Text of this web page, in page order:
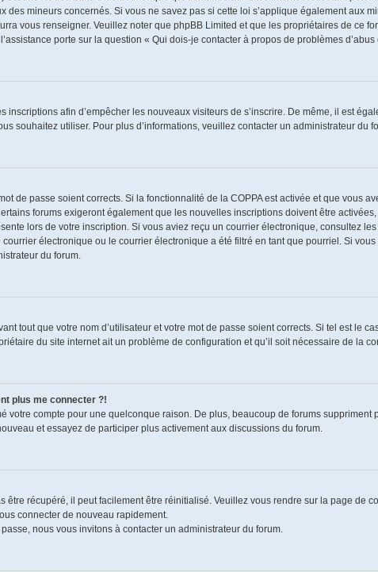
des mineurs concernés. Si vous ne savez pas si cette loi s’applique également aux
vous renseigner. Veuillez noter que phpBB Limited et que les propriétaires de ce
porte sur la question « Qui dois-je contacter à propos de problèmes
inscriptions afin d’empêcher les nouveaux visiteurs de s’inscrire. De même, il est
souhaitez utiliser. Pour plus d’informations, veuillez contacter un administrateur du
de passe soient corrects. Si la fonctionnalité de la COPPA est activée et que vous
forums exigeront également que les nouvelles inscriptions doivent être
lors de votre inscription. Si vous aviez reçu un courrier électronique, consultez
électronique ou le courrier électronique a été filtré en tant que pourriel. Si
du forum.
tout que votre nom d’utilisateur et votre mot de passe soient corrects. Si tel est le
du site internet ait un problème de configuration et qu’il soit nécessaire de la
plus me connecter ?!
votre compte pour une quelconque raison. De plus, beaucoup de forums
et essayez de participer plus activement aux discussions du forum.
être récupéré, il peut facilement être réinitialisé. Veuillez vous rendre sur la page de
connecter de nouveau rapidement.
nous vous invitons à contacter un administrateur du forum.